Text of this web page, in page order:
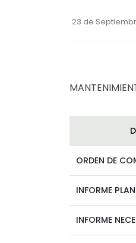
23 de
ORDEN DE
INFORME
INFORME